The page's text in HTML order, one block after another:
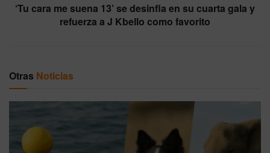
‘Tu cara me suena 13’ se desinfla en su cuarta gala y
refuerza a J Kbello como favorito
Otras Noticias